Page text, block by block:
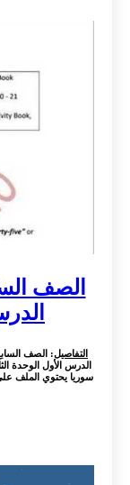
الصف
التفاصيل: الصف
الدرس الأول الوحدة
سوريا يحتوي الملف على